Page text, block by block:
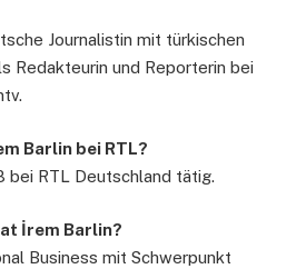
Journalistin mit türkischen
Redakteurin und Reporterin bei
Barlin bei RTL?
bei RTL Deutschland tätig.
İrem Barlin?
Business mit Schwerpunkt